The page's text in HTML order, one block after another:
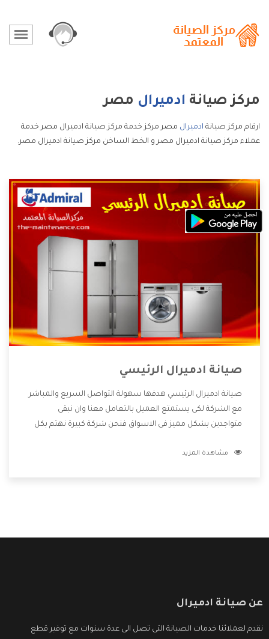
مركز صيانة ادميرال مصر
ارقام مركز صيانة ادميرال مصر مركز خدمة مركز صيانة ادميرال مصر خدمة
عملاء مركز صيانة ادميرال مصر و الخط الساخن مركز صيانة ادميرال مصر.
صيانة ادميرال الرئيسي
صيانة ادميرال الرئيسي هدفها سهولة التواصل السريع والمباشر
مع الشركة لكى يستمتع العميل بالتعامل معنا وان نبقى
متواجدين بشكل مميز فى الاسواق فنحن شركة كبيرة نهتم بكل
الشركة بها والتى تكون منها خدمة الصيانة التى تكون من أهم
مشاهدة المزيد
عن صيانة ادميرال
نقدم لعملائنا خدمات الصيانة التى تصل الى عدة سنوات مع توفير قطع